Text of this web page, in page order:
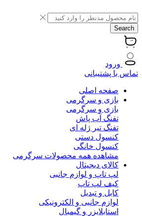
Search
ورود
تماس با پشتیبانی
صفحه اصلی
بازی و سرگرمی
بازی و سرگرمی
تفنگ آب پاش
تفنگ تیر ژله ای
کنسول دستی
کنسول خانگی
مشاهده همه محصولات سرگرمی
کالای دیجیتال
لپ تاپ و لوازم جانبی
کیف لپ تاپ
کابل و تبدیل
لوازم جانبی و الکترونیکی
استابلایزر و گیمبال